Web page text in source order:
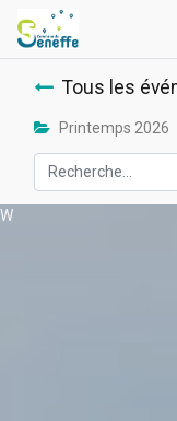
Tous les
Printemps 2026
W